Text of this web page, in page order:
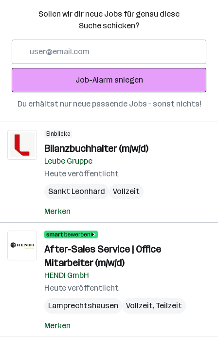
Sollen wir dir neue Jobs für genau diese
Suche schicken?
Adresse
Job-Alarm anlegen
Du erhältst nur neue passende Jobs – sonst nichts!
Einblicke
Bilanzbuchhalter (m/w/d)
Leube Gruppe
Heute veröffentlicht
Sankt Leonhard
Vollzeit
Merken
After-Sales Service | Office
Mitarbeiter (m/w/d)
HENDI GmbH
Heute veröffentlicht
Lamprechtshausen
Vollzeit, Teilzeit
Merken